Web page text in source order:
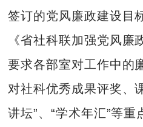
签订的党风廉政建设目
《省社科联加强党风廉
要求各部室对工作中的
对社科优秀成果评奖、
讲坛”、“学术年汇”等